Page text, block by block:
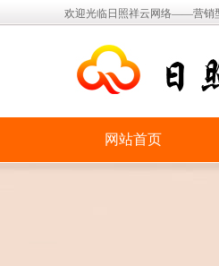
欢迎光临日照祥云网络——营销
网站首页